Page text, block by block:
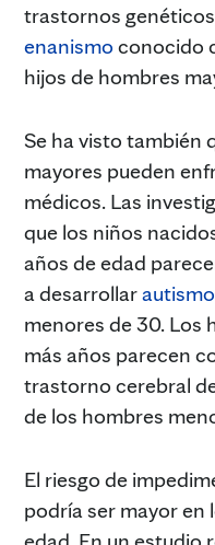
trastornos
enanismo conocido
hijos de hombres
Se ha visto también
mayores pueden
médicos. Las
que los niños
años de edad
a desarrollarautismo
menores de 30. Los
más años parecen
trastorno cerebral
de los hombres
El riesgo de
podría ser mayor en